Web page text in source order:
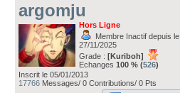
argomju
Hors Ligne
Membre Inactif depuis le
27/11/2025
Grade : [Kuriboh]
Echanges 100 % (526)
Inscrit le 05/01/2013
17766 Messages/ 0 Contributions/ 0 Pts